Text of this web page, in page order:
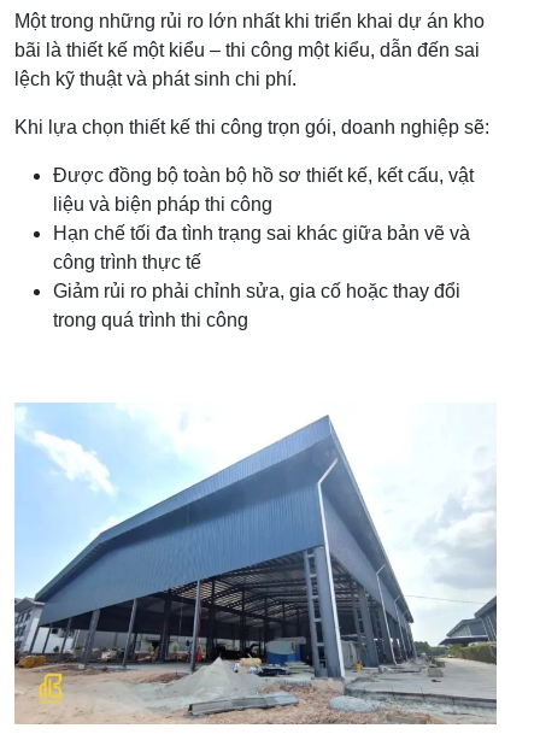
Một trong những rủi ro lớn nhất khi triển khai dự án kho
bãi là thiết kế một kiểu – thi công một kiểu, dẫn đến sai
lệch kỹ thuật và phát sinh chi phí.
Khi lựa chọn thiết kế thi công trọn gói, doanh nghiệp sẽ:
Được đồng bộ toàn bộ hồ sơ thiết kế, kết cấu, vật
liệu và biện pháp thi công
Hạn chế tối đa tình trạng sai khác giữa bản vẽ và
công trình thực tế
Giảm rủi ro phải chỉnh sửa, gia cố hoặc thay đổi
trong quá trình thi công